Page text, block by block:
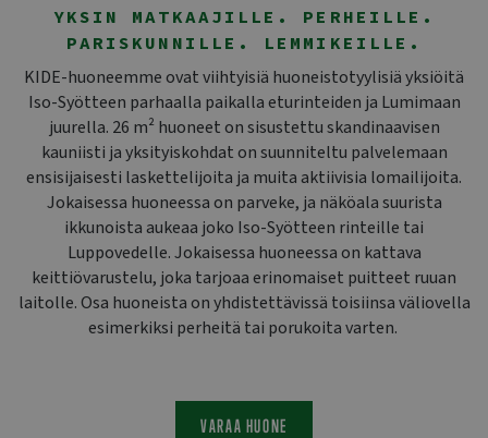
YKSIN MATKAAJILLE. PERHEILLE.
PARISKUNNILLE. LEMMIKEILLE.
KIDE-huoneemme ovat viihtyisiä huoneistotyylisiä yksiöitä
Iso-Syötteen parhaalla paikalla eturinteiden ja Lumimaan
juurella. 26 m² huoneet on sisustettu skandinaavisen
kauniisti ja yksityiskohdat on suunniteltu palvelemaan
ensisijaisesti laskettelijoita ja muita aktiivisia lomailijoita.
Jokaisessa huoneessa on parveke, ja näköala suurista
ikkunoista aukeaa joko Iso-Syötteen rinteille tai
Luppovedelle. Jokaisessa huoneessa on kattava
keittiövarustelu, joka tarjoaa erinomaiset puitteet ruuan
laitolle. Osa huoneista on yhdistettävissä toisiinsa väliovella
esimerkiksi perheitä tai porukoita varten.
VARAA HUONE